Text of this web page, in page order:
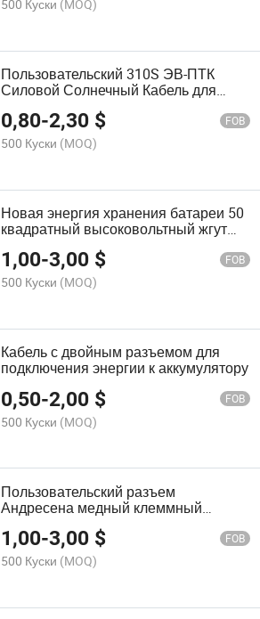
500 Куски (MOQ)
Пользовательский 310S ЭВ-ПТК
Силовой Солнечный Кабель для
Высоковольтного Электрического
Провода Фотоэлектрической
Зарядки Батареи Новая Энергия
Возобновляемая Проводка
0,80-2,30 $ FOB
500 Куски (MOQ)
Новая энергия хранения батареи 50
квадратный высоковольтный жгут
проводов ультразвуковой сварки
носа солнечного соединительного
кабеля для электромобилей
1,00-3,00 $ FOB
500 Куски (MOQ)
Кабель с двойным разъемом для
подключения энергии к аккумулятору
0,50-2,00 $ FOB
500 Куски (MOQ)
Пользовательский разъем
Андресена медный клеммный
провод солнечной энергии кабель
питания аккумулятора
1,00-3,00 $ FOB
500 Куски (MOQ)